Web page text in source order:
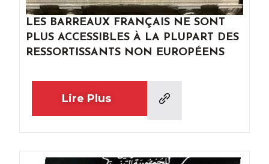
LES BARREAUX FRANÇAIS NE SONT
PLUS ACCESSIBLES À LA PLUPART DES
RESSORTISSANTS NON EUROPÉENS
Lire Plus